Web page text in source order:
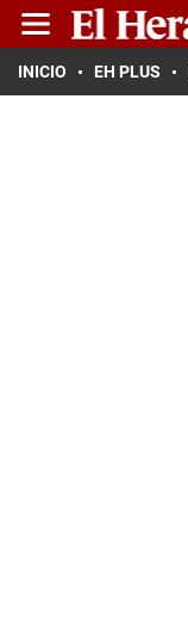
INICIO EH PLUS